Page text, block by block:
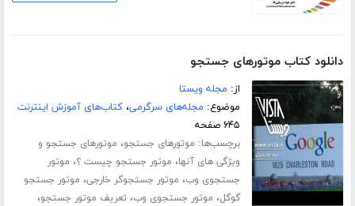
دانلود کتاب موتورهای جستجو
از: مجله ویستا
موضوع: مجله‌های سرگرمی،کتاب‌های آموزش اینترنت
۶۴۵ صفحه
برچسب‌ها: موتورهای جستجو، موتورهای جستجو و
ویژگی های آنها، موتور جستجو چیست ؟، موتور
جستجوی وب، موتور جستجوگر خارجی، موتور جستجو
گوگل، موتور جستجوی وب، تعریف موتور جستجو،